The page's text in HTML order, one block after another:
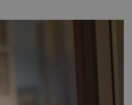
Ohnivá znamení
Lva a Střelce v sobě
Vaše